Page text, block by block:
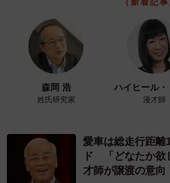
また歩けなくなってしまいまし
検査を受けることに。レントゲ
らったところ、椎間板に細菌が
椎炎」と診断されました。
「椎間板に細菌などが感染して
ゃんに多く、猫では珍しいそう
椎炎に効く抗生物質を長期間服
うになったのは、保護当時、風
生剤を使ったことから一時的に
（新着記事
森岡 浩
姓氏研究家
ハイヒール
漫才師
愛車は総走行距離
ド 「どなたか欲
才師が譲渡の意向